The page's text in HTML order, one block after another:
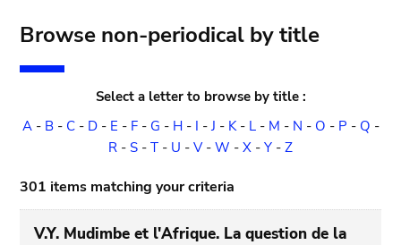
Browse non-periodical by title
Select a letter to browse by title :
A- B- C- D- E - F- G - H- I -J - K- L- M - N - O - P - Q -
R - S - T - U - V- W - X - Y - Z
301 items matching your criteria
V.Y. Mudimbe et l'Afrique. La question de la